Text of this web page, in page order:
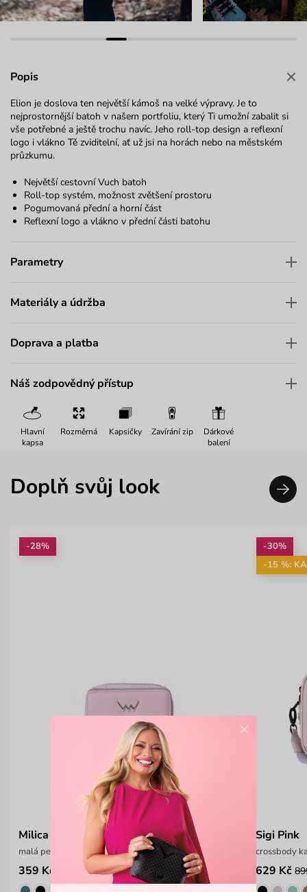
Popis
Elion je doslova ten největší kámoš na velké výpravy. Je to
nejprostornější batoh v našem portfoliu, který Ti umožní zabalit si
vše potřebné a ještě trochu navíc. Jeho roll-top design a reflexní
logo i vlákno Tě zviditelní, ať už jsi na horách nebo na městském
průzkumu.
Největší cestovní Vuch batoh
Roll-top systém, možnost zvětšení prostoru
Pogumovaná přední a horní část
Reflexní logo a vlákno v přední části batohu
Parametry
Materiály a údržba
Doprava a platba
Náš zodpovědný přístup
Hlavní
kapsa
Rozměrná Kapsičky Zavírání zip
Dárkové
balení
Doplň svůj look
-28%
Milica Pink
malá peněženka z hladkého materiálu
359 Kč 499 Kč
-30%
-15 %:
Sigi Pink
crossbody
629 Kč
×